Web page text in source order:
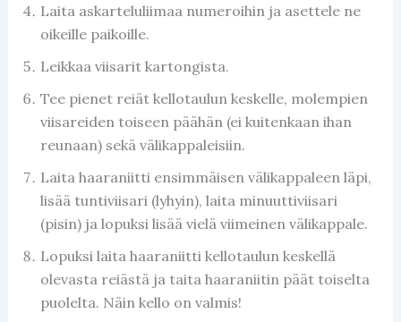
Laita askarteluliimaa numeroihin ja asettele ne
oikeille paikoille.
Leikkaa viisarit kartongista.
Tee pienet reiät kellotaulun keskelle, molempien
viisareiden toiseen päähän (ei kuitenkaan ihan
reunaan) sekä välikappaleisiin.
Laita haaraniitti ensimmäisen välikappaleen läpi,
lisää tuntiviisari (lyhyin), laita minuuttiviisari
(pisin) ja lopuksi lisää vielä viimeinen välikappale.
Lopuksi laita haaraniitti kellotaulun keskellä
olevasta reiästä ja taita haaraniitin päät toiselta
puolelta. Näin kello on valmis!